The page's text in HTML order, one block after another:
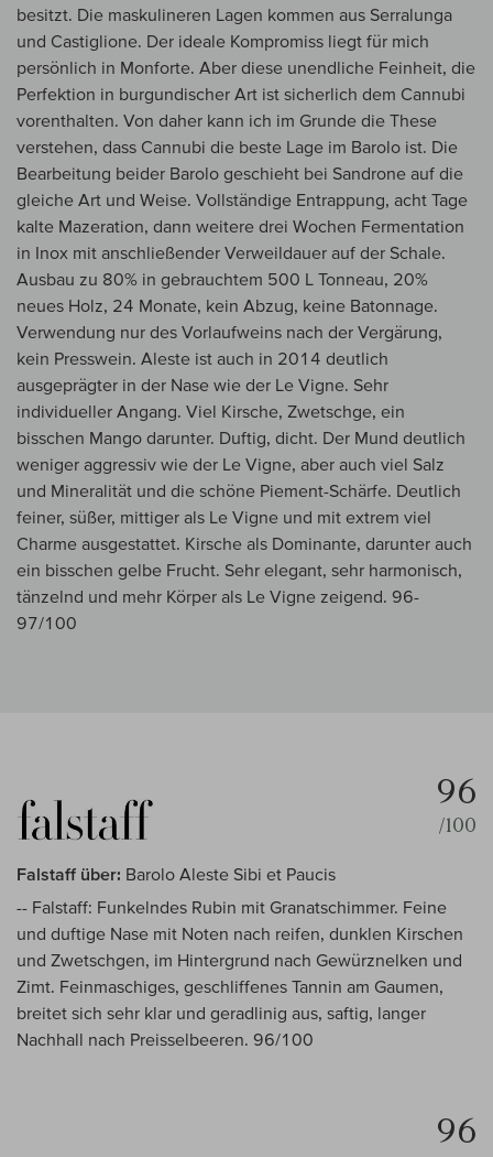
besitzt. Die maskulineren Lagen kommen aus Serralunga
und Castiglione. Der ideale Kompromiss liegt für mich
persönlich in Monforte. Aber diese unendliche Feinheit, die
Perfektion in burgundischer Art ist sicherlich dem Cannubi
vorenthalten. Von daher kann ich im Grunde die These
verstehen, dass Cannubi die beste Lage im Barolo ist. Die
Bearbeitung beider Barolo geschieht bei Sandrone auf die
gleiche Art und Weise. Vollständige Entrappung, acht Tage
kalte Mazeration, dann weitere drei Wochen Fermentation
in Inox mit anschließender Verweildauer auf der Schale.
Ausbau zu 80% in gebrauchtem 500 L Tonneau, 20%
neues Holz, 24 Monate, kein Abzug, keine Batonnage.
Verwendung nur des Vorlaufweins nach der Vergärung,
kein Presswein. Aleste ist auch in 2014 deutlich
ausgeprägter in der Nase wie der Le Vigne. Sehr
individueller Angang. Viel Kirsche, Zwetschge, ein
bisschen Mango darunter. Duftig, dicht. Der Mund deutlich
weniger aggressiv wie der Le Vigne, aber auch viel Salz
und Mineralität und die schöne Piement-Schärfe. Deutlich
feiner, süßer, mittiger als Le Vigne und mit extrem viel
Charme ausgestattet. Kirsche als Dominante, darunter auch
ein bisschen gelbe Frucht. Sehr elegant, sehr harmonisch,
tänzelnd und mehr Körper als Le Vigne zeigend. 96-
97/100
96
/100
Falstaff über: Barolo Aleste Sibi et Paucis
-- Falstaff: Funkelndes Rubin mit Granatschimmer. Feine
und duftige Nase mit Noten nach reifen, dunklen Kirschen
und Zwetschgen, im Hintergrund nach Gewürznelken und
Zimt. Feinmaschiges, geschliffenes Tannin am Gaumen,
breitet sich sehr klar und geradlinig aus, saftig, langer
Nachhall nach Preisselbeeren. 96/100
96